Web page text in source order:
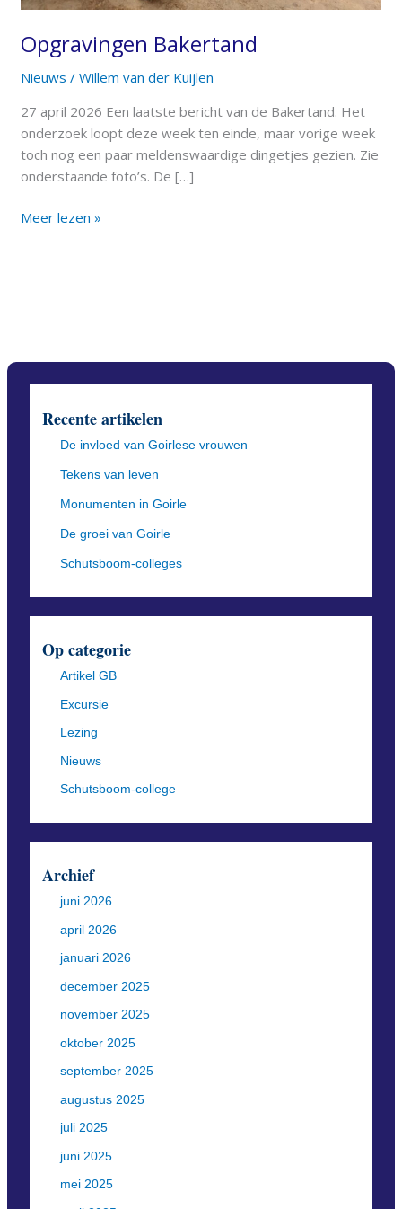
Opgravingen Bakertand
Nieuws /Willem van der Kuijlen
27 april 2026 Een laatste bericht van de Bakertand. Het
onderzoek loopt deze week ten einde, maar vorige week
toch nog een paar meldenswaardige dingetjes gezien. Zie
onderstaande foto’s. De […]
Meer lezen »
Recente artikelen
De invloed van Goirlese vrouwen
Tekens van leven
Monumenten in Goirle
De groei van Goirle
Schutsboom-colleges
Op categorie
Artikel GB
Excursie
Lezing
Nieuws
Schutsboom-college
Archief
juni 2026
april 2026
januari 2026
december 2025
november 2025
oktober 2025
september 2025
augustus 2025
juli 2025
juni 2025
mei 2025